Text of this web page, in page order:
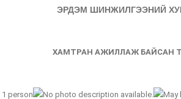
ЭРДЭМ ШИНЖИЛГЭЭНИЙ
ХАМТРАН АЖИЛЛАЖ БАЙСАН